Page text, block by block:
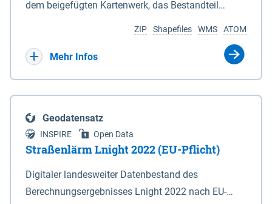
dem beigefügten Kartenwerk, das Bestandteil
(DTK) im Maßstab 1 : 100 000 (Anlage 2), 2.
verkleinerte Amtliche Karte 1 : 5 000 (AK5) im
projizierte Koordinaten im Europäischen
Terrestrischen Referenzsystem 1989 (ETRS 89) mit
der Universalen Transversalen Mercator-Abbildung
bezogen auf die Zone 32 N (UTM 32N) dargestellt
(Anlage 4); Gleiches gilt für die geografischen
ATOM
WMS
Shapefiles
ZIP
Mehr Infos
Geodatensatz
INSPIRE Open Data
Straßenlärm Lnight 2022 (EU-Pflicht)
Digitaler landesweiter Datenbestand des
Berechnungsergebnisses Lnight 2022 nach EU-